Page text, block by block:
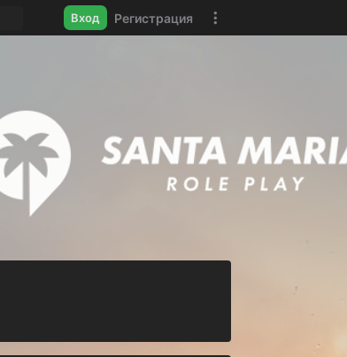
Вход Регистрация